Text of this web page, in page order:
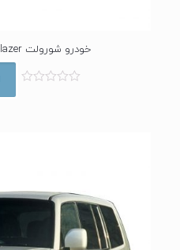
خودرو شورولت Blazer اتوماتیک سال 1978
5